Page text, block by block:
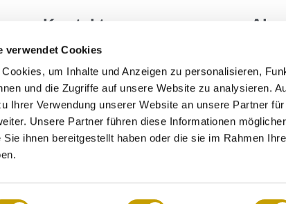
verwendet Cookies
um Inhalte und Anzeigen zu personalisieren,
und die Zugriffe auf unsere Website zu analysieren.
Ihrer Verwendung unserer Website an unsere Partner
Unsere Partner führen diese Informationen
ihnen bereitgestellt haben oder die sie im Rahmen
Kontakt
Hücker & Hücker GmbH
Wilhelmstraße 3 65779
Kelkheim
+49 6195 6735-0